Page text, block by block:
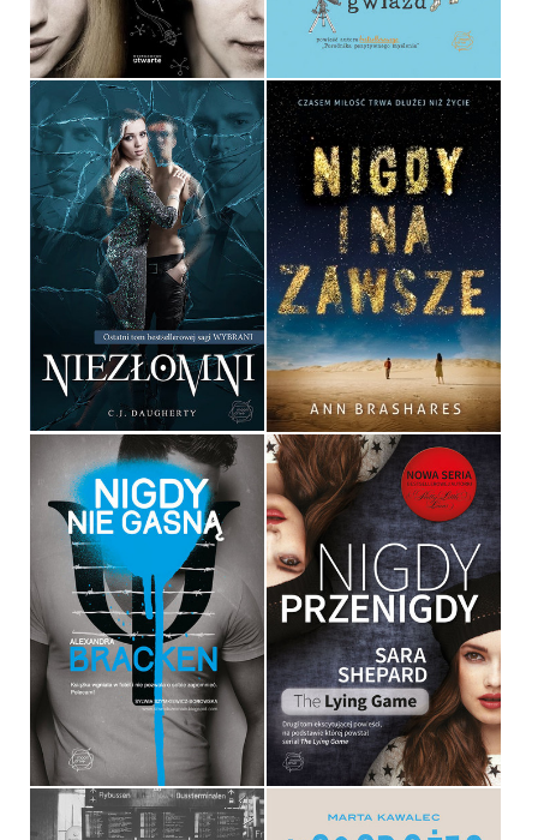
34,90 ZŁ 36,90 ZŁ
NIEZŁOMNI
C.J. DAUGHERTY
OPRAWA MIĘKKA
39,90 ZŁ
NIGDY I NA ZAWSZE
ANN BRASHARES
OPRAWA MIĘKKA
32,90 ZŁ
NIGDY NIE GASNĄ
ALEXANDRA BRACKEN
OPRAWA MIĘKKA
36,90 ZŁ
NIGDY, PRZENIGDY
SARA SHEPARD
OPRAWA MIĘKKA
34,90 ZŁ